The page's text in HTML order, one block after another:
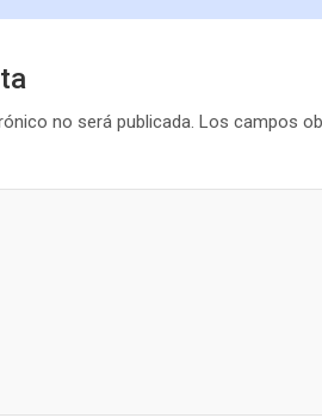
no será publicada. Los campos